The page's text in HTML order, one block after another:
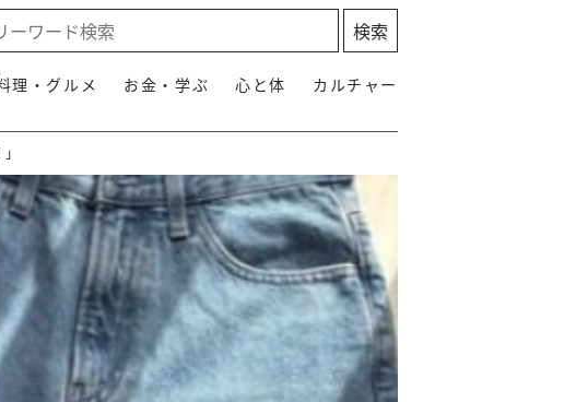
理・グルメ お金・学ぶ 心と体 カルチャー